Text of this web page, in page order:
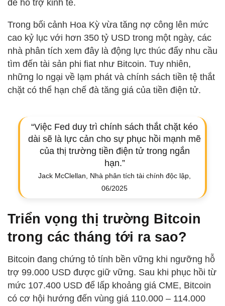
để hỗ trợ kinh tế.
Trong bối cảnh Hoa Kỳ vừa tăng nợ công lên mức
cao kỷ lục với hơn 350 tỷ USD trong một ngày, các
nhà phân tích xem đây là động lực thúc đẩy nhu cầu
tìm đến tài sản phi fiat như Bitcoin. Tuy nhiên,
những lo ngại về lạm phát và chính sách tiền tệ thắt
chặt có thể hạn chế đà tăng giá của tiền điện tử.
“Việc Fed duy trì chính sách thắt chặt kéo
dài sẽ là lực cản cho sự phục hồi mạnh mẽ
của thị trường tiền điện tử trong ngắn
hạn.”
Jack McClellan, Nhà phân tích tài chính độc lập,
06/2025
Triển vọng thị trường Bitcoin
trong các tháng tới ra sao?
Bitcoin đang chứng tỏ tính bền vững khi ngưỡng hỗ
trợ 99.000 USD được giữ vững. Sau khi phục hồi từ
mức 107.400 USD để lấp khoảng giá CME, Bitcoin
có cơ hội hướng đến vùng giá 110.000 – 114.000